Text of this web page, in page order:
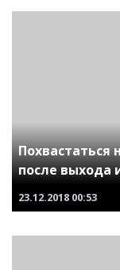
после выхода
23.12.2018 00:53